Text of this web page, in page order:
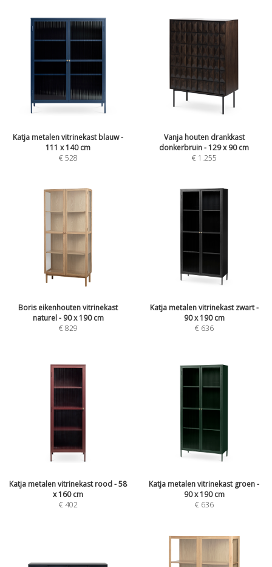
Katja metalen vitrinekast blauw -
111 x 140 cm
€528
Vanja houten drankkast
donkerbruin - 129 x 90 cm
€ 1.255
Boris eikenhouten vitrinekast
naturel - 90 x 190 cm
€829
Katja metalen vitrinekast zwart -
90 x 190 cm
€ 636
Katja metalen vitrinekast rood - 58
x 160 cm
€402
Katja metalen vitrinekast groen -
90 x 190 cm
€ 636